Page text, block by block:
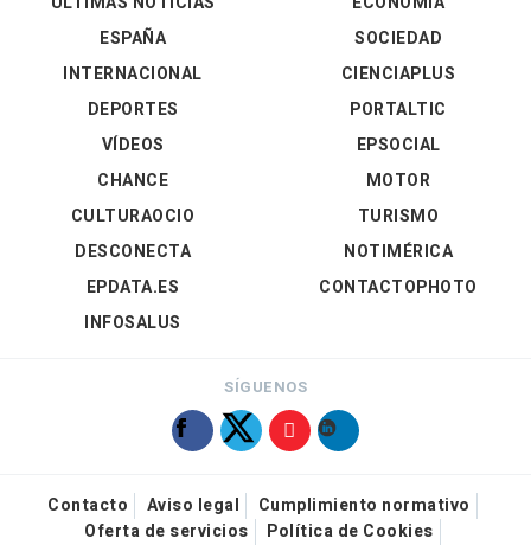
ESPAÑA
INTERNACIONAL
DEPORTES
VÍDEOS
SOCIEDAD
CIENCIAPLUS
PORTALTIC
EPSOCIAL
CHANCE
CULTURAOCIO
DESCONECTA
EPDATA.ES
INFOSALUS
MOTOR
TURISMO
NOTIMÉRICA
CONTACTOPHOTO
SÍGUENOS
Contacto Aviso legal
Cumplimiento normativo
Oferta de servicios
Política de Cookies